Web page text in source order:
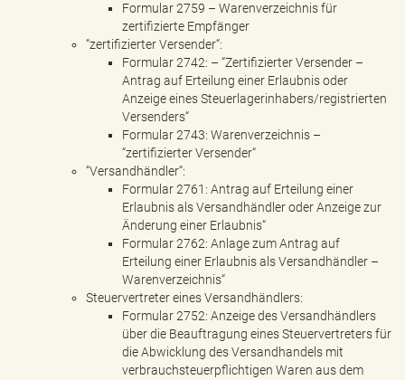
Formular 2759 – Warenverzeichnis für
zertifizierte Empfänger
“zertifizierter Versender“:
Formular 2742: – “Zertifizierter Versender –
Antrag auf Erteilung einer Erlaubnis oder
Anzeige eines Steuerlagerinhabers/registrierten
Versenders“
Formular 2743: Warenverzeichnis –
“zertifizierter Versender“
“Versandhändler“:
Formular 2761: Antrag auf Erteilung einer
Erlaubnis als Versandhändler oder Anzeige zur
Änderung einer Erlaubnis“
Formular 2762: Anlage zum Antrag auf
Erteilung einer Erlaubnis als Versandhändler –
Warenverzeichnis“
Steuervertreter eines Versandhändlers:
Formular 2752: Anzeige des Versandhändlers
über die Beauftragung eines Steuervertreters für
die Abwicklung des Versandhandels mit
verbrauchsteuerpflichtigen Waren aus dem